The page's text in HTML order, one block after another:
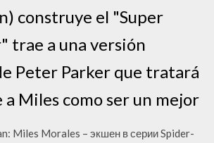
construye el "Super
trae a una versión
Peter Parker que tratará
a Miles como ser un mejor
Miles Morales – экшен в серии Spider-